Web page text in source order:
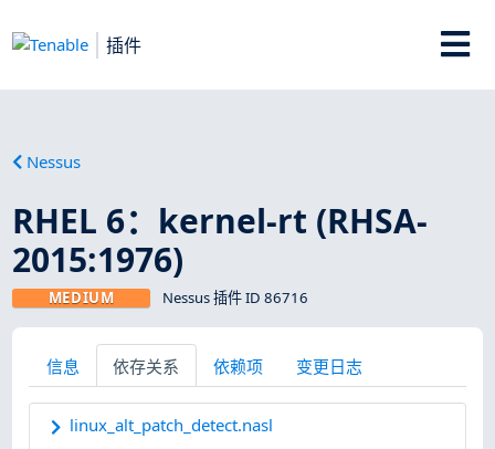
插件
Nessus
RHEL 6：kernel-rt (RHSA-
2015:1976)
MEDIUM Nessus 插件 ID 86716
信息 依存关系 依赖项 变更日志
linux_alt_patch_detect.nasl